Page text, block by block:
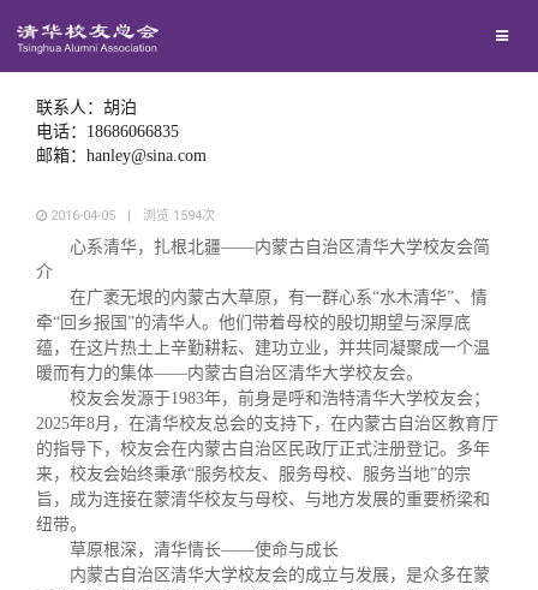
捐赠项目
捐赠新闻
捐赠纪事
捐赠方法
义工计划
媒体平台
《清华校友通讯》
《水木清华》
我要订阅
新媒体平台
百年清华
清华人物
清华故事
青春风采
校友服务
终身学习
信息化服务
校友总会
总会简介
关闭
联系人：胡泊
电话：18686066835
邮箱：hanley@sina.com
2016-04-05 | 浏览 1594次
心系清华，扎根北疆——内蒙古自治区清华大学校友会简
介
在广袤无垠的内蒙古大草原，有一群心系“水木清华”、情
牵“回乡报国”的清华人。他们带着母校的殷切期望与深厚底
蕴，在这片热土上辛勤耕耘、建功立业，并共同凝聚成一个温
暖而有力的集体——内蒙古自治区清华大学校友会。
校友会发源于1983年，前身是呼和浩特清华大学校友会；
2025年8月，在清华校友总会的支持下，在内蒙古自治区教育厅
的指导下，校友会在内蒙古自治区民政厅正式注册登记。多年
来，校友会始终秉承“服务校友、服务母校、服务当地”的宗
旨，成为连接在蒙清华校友与母校、与地方发展的重要桥梁和
纽带。
草原根深，清华情长——使命与成长
内蒙古自治区清华大学校友会的成立与发展，是众多在蒙